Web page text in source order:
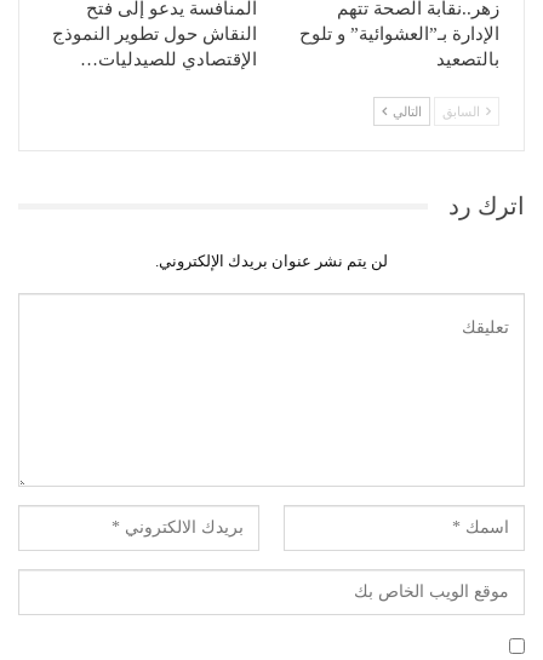
زهر..نقابة الصحة تتهم
الإدارة بـ”العشوائية” و تلوح
بالتصعيد
المنافسة يدعو إلى فتح
النقاش حول تطوير النموذج
الإقتصادي للصيدليات…
السابق التالي
اترك رد
لن يتم نشر عنوان بريدك الإلكتروني.